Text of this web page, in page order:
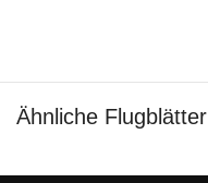
Ähnliche Flugblätter